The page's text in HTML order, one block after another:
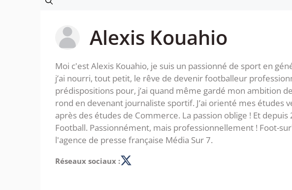
Alexis Kouahio
Moi c'est Alexis Kouahio, je suis un passionné de sport en
j’ai nourri, tout petit, le rêve de devenir footballeur
prédispositions pour, j’ai quand même gardé mon ambition
rond en devenant journaliste sportif. J’ai orienté mes études
après des études de Commerce. La passion oblige ! Et depuis
Football. Passionnément, mais professionnellement ! Foot-
l'agence de presse française Média Sur 7.
Réseaux sociaux :